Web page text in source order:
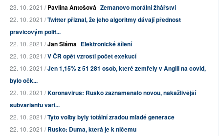
23. 10. 2021 /Pavlína Antošová Zemanovo morální žhářství
22. 10. 2021 /Twitter přiznal, že jeho algoritmy dávají přednost
pravicovým polit...
22. 10. 2021 /Jan Sláma Elektronické šílení
22. 10. 2021 /V ČR opět vzrostl počet exekucí
22. 10. 2021 /Jen 1,15% z 51 281 osob, které zemřely v Anglii na covid,
bylo očk...
22. 10. 2021 /Koronavirus: Rusko zaznamenalo novou, nakažlivější
subvariantu vari...
22. 10. 2021 /Tyto volby byly totální zradou mladé generace
22. 10. 2021 /Rusko: Duma, která je k ničemu